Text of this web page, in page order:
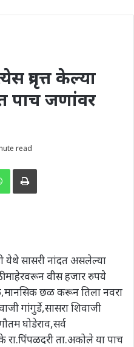
प्रवृत्त केल्या
पाच जणांवर
read
Print
येथे सासरी नांदत असलेल्या
माहेरवरून वीस हजार रुपये
छळ करून तिला नवरा
गांगुर्डे,सासरा शिवाजी
घोडेराव,सर्व
रा.पिंपळदरी ता.अकोले या पाच